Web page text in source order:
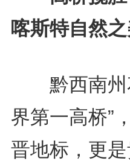
喀斯特自然
黔西南州
界第一高桥”
晋地标，更